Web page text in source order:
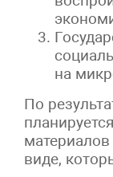
на
По
виде,